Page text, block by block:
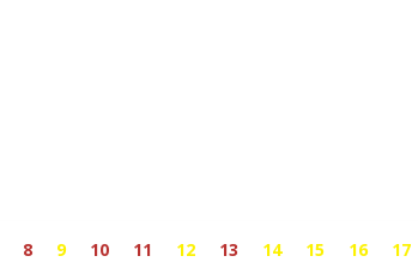
8 9 10 11 12 13 14 15 16 17